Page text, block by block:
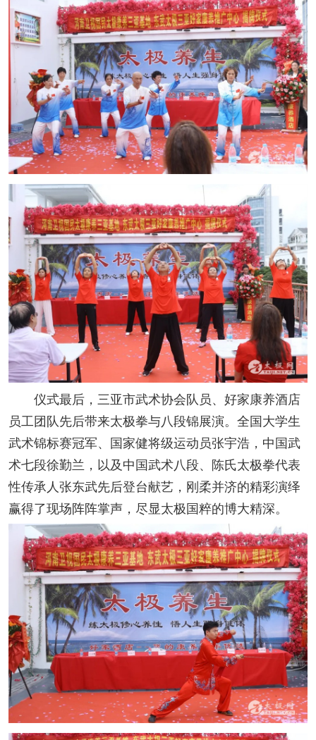
仪式最后，三亚市武术协会队员、好家康养酒店
员工团队先后带来太极拳与八段锦展演。全国大学生
武术锦标赛冠军、国家健将级运动员张宇浩，中国武
术七段徐勤兰，以及中国武术八段、陈氏太极拳代表
性传承人张东武先后登台献艺，刚柔并济的精彩演绎
赢得了现场阵阵掌声，尽显太极国粹的博大精深。